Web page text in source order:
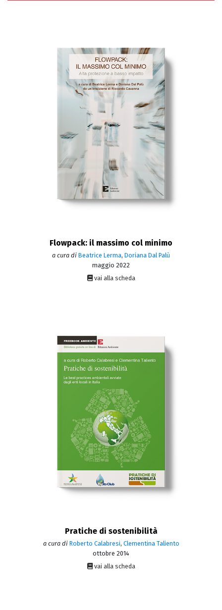
Flowpack: il massimo col minimo
a cura di Beatrice Lerma, Doriana Dal Palù
maggio 2022
vai alla scheda
Pratiche di sostenibilità
a cura di Roberto Calabresi, Clementina Taliento
ottobre 2014
vai alla scheda